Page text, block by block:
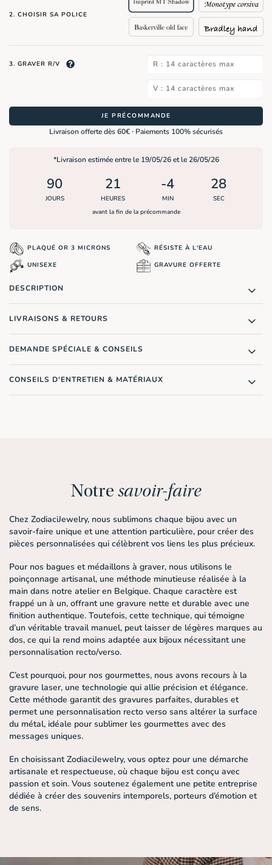
2. CHOISIR SA POLICE
3. GRAVER R/V
JE PRÉCOMMANDE
Livraison offerte dès 60€· Paiements 100% sécurisés
*Livraison estimée entre le 02/06/26 et le 09/06/26
76
JOURS
21
HEURES
-4
MIN
30
SEC
avant la fin de la précommande
PLAQUÉ OR 3 MICRONS
UNISEXE
RÉSISTE À L'EAU
GRAVURE OFFERTE
DESCRIPTION
LIVRAISONS & RETOURS
DEMANDE SPÉCIALE & CONSEILS
CONSEILS D'ENTRETIEN & MATÉRIAUX
Notre savoir-faire
Chez ZodiaciJewelry, nous sublimons chaque bijou avec un
savoir-faire unique et une attention particulière, pour créer des
pièces personnalisées qui célèbrent vos liens les plus précieux.
Pour nos bagues et médaillons à graver, nous utilisons le
poinçonnage artisanal, une méthode minutieuse réalisée à la
main dans notre atelier en Belgique. Chaque caractère est
frappé un à un, offrant une gravure nette et durable avec une
finition authentique. Toutefois, cette technique, qui témoigne
d’un véritable travail manuel, peut laisser de légères marques au
dos, ce qui la rend moins adaptée aux bijoux nécessitant une
personnalisation recto/verso.
C’est pourquoi, pour nos gourmettes, nous avons recours à la
gravure laser, une technologie qui allie précision et élégance.
Cette méthode garantit des gravures parfaites, durables et
permet une personnalisation recto verso sans altérer la surface
du métal, idéale pour sublimer les gourmettes avec des
messages uniques.
En choisissant ZodiaciJewelry, vous optez pour une démarche
artisanale et respectueuse, où chaque bijou est conçu avec
passion et soin. Vous soutenez également une petite entreprise
dédiée à créer des souvenirs intemporels, porteurs d’émotion et
de sens.